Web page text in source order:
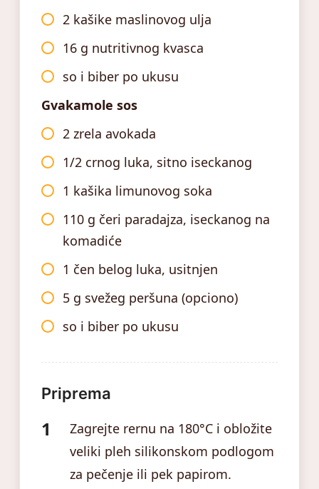
2 kašike maslinovog ulja
16 g nutritivnog kvasca
so i biber po ukusu
Gvakamole sos
2 zrela avokada
1/2 crnog luka, sitno iseckanog
1 kašika limunovog soka
110 g čeri paradajza, iseckanog na
komadiće
1 čen belog luka, usitnjen
5 g svežeg peršuna (opciono)
so i biber po ukusu
Priprema
Zagrejte rernu na 180°C i obložite
veliki pleh silikonskom podlogom
za pečenje ili pek papirom.